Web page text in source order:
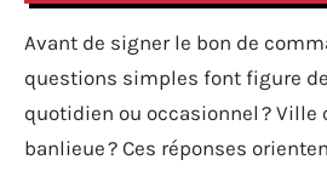
Avant de signer le bon de
questions simples font figure
quotidien ou occasionnel ? Ville
banlieue ? Ces réponses